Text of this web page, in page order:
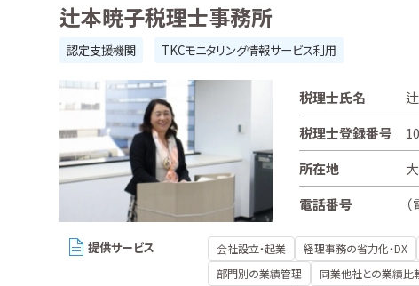
辻本暁子税理士事務所
認定支援機関 TKCモニタリング情報サービス利用
税理士氏名
税理士登録番号
所在地
電話番号
（
提供サービス 会社設立・起業 経理事務の省力化・DX
部門別の業績管理
同業他社との業績比